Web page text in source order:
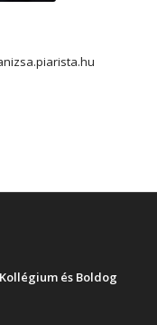
és Boldog